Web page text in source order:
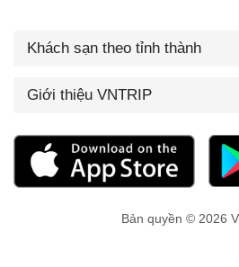
Khách sạn theo tỉnh thành
Giới thiệu VNTRIP
Bản quyền © 2026